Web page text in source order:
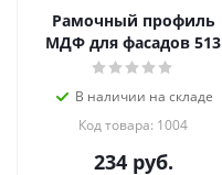
Рамочный профиль
МДФ для фасадов 513
В наличии на складе
Код товара: 1004
234руб.